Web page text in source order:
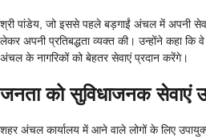
श्री पांडेय, जो इससे पहले बड़गाईं अंचल में अपनी
लेकर अपनी प्रतिबद्धता व्यक्त की। उन्होंने कहा
अंचल के नागरिकों को बेहतर सेवाएं प्रदान करेंगे।
जनता को सुविधाजनक सेवाएं
शहर अंचल कार्यालय में आने वाले लोगों के लिए